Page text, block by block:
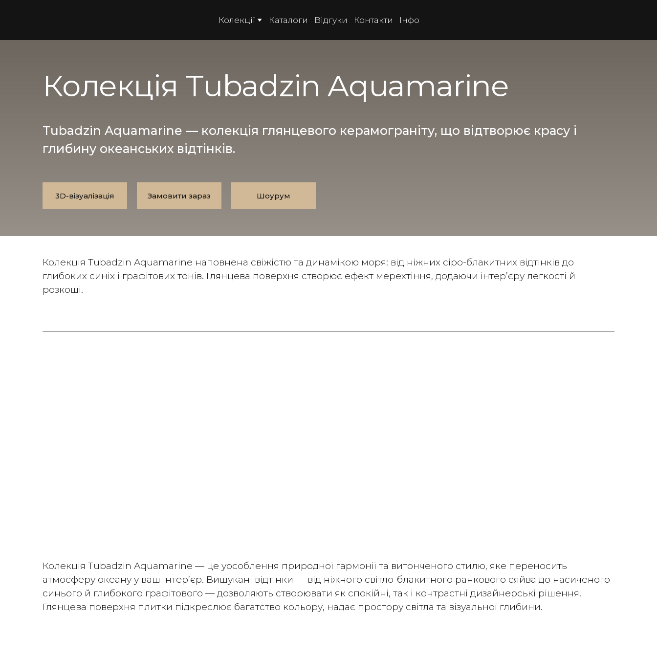
Колекції Каталоги Відгуки Контакти Інфо
Колекція Tubadzin Aquamarine
Tubadzin Aquamarine — колекція глянцевого керамограніту, що відтворює красу і
глибину океанських відтінків.
3D-візуалізація Замовити зараз Шоурум
Колекція Tubadzin Aquamarine наповнена свіжістю та динамікою моря: від ніжних сіро-блакитних відтінків до
глибоких синіх і графітових тонів. Глянцева поверхня створює ефект мерехтіння, додаючи інтер’єру легкості й
розкоші.
Колекція Tubadzin Aquamarine — це уособлення природної гармонії та витонченого стилю, яке переносить
атмосферу океану у ваш інтер’єр. Вишукані відтінки — від ніжного світло-блакитного ранкового сяйва до насиченого
синього й глибокого графітового — дозволяють створювати як спокійні, так і контрастні дизайнерські рішення.
Глянцева поверхня плитки підкреслює багатство кольору, надає простору світла та візуальної глибини.